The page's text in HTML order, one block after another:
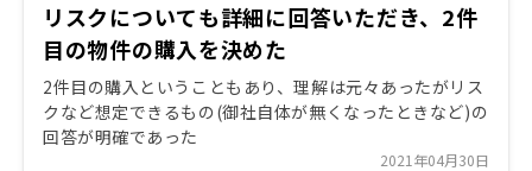
リスクについても詳細に回答いただき、2件
目の物件の購入を決めた
2件目の購入ということもあり、理解は元々あったがリス
クなど想定できるもの(御社自体が無くなったときなど)の
回答が明確であった
2021年04月30日